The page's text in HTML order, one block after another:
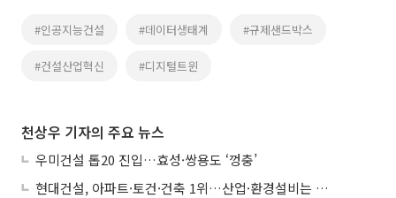
#인공지능건설 #데이터생태계 #규제샌드박스
#건설산업혁신 #디지털트윈
천상우 기자의 주요 뉴스
우미건설 톱20 진입…효성·쌍용도 ‘껑충’
현대건설, 아파트·토건·건축 1위…산업·환경설비는 삼성E&A